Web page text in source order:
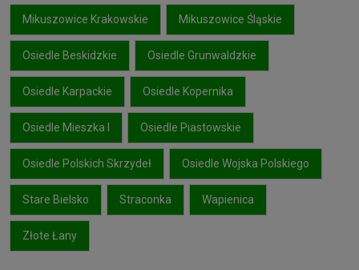
Mikuszowice Krakowskie Mikuszowice Śląskie
Osiedle Beskidzkie Osiedle Grunwaldzkie
Osiedle Karpackie Osiedle Kopernika
Osiedle Mieszka I Osiedle Piastowskie
Osiedle Polskich Skrzydeł Osiedle Wojska Polskiego
Stare Bielsko Straconka Wapienica
Złote Łany